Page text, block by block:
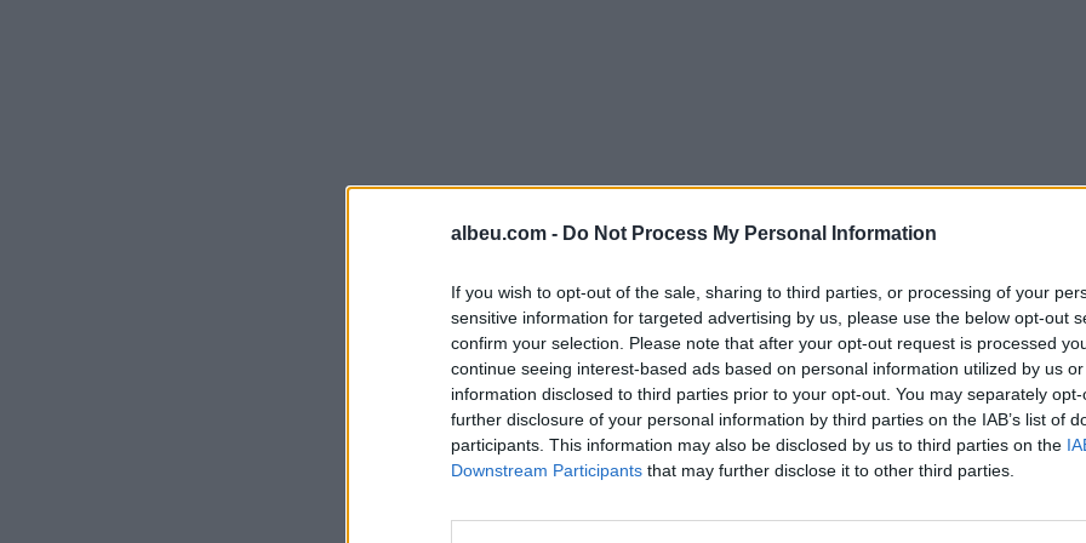
albeu.com - Do Not Process My Personal Information
If you wish to opt-out of the sale, sharing to third parties, or processing of your
sensitive information for targeted advertising by us, please use the below opt-out
confirm your selection. Please note that after your opt-out request is processed
continue seeing interest-based ads based on personal information utilized by us
information disclosed to third parties prior to your opt-out. You may separately
further disclosure of your personal information by third parties on the IAB’s list of
participants. This information may also be disclosed by us to third parties on the
Downstream Participants that may further disclose it to other third parties.